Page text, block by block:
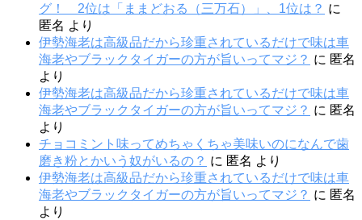
グ！ 2位は「ままどおる（三万石）」、1位は？ に
匿名 より
伊勢海老は高級品だから珍重されているだけで味は車
海老やブラックタイガーの方が旨いってマジ？ に 匿名
より
伊勢海老は高級品だから珍重されているだけで味は車
海老やブラックタイガーの方が旨いってマジ？ に 匿名
より
チョコミント味ってめちゃくちゃ美味いのになんで歯
磨き粉とかいう奴がいるの？ に 匿名 より
伊勢海老は高級品だから珍重されているだけで味は車
海老やブラックタイガーの方が旨いってマジ？ に 匿名
より